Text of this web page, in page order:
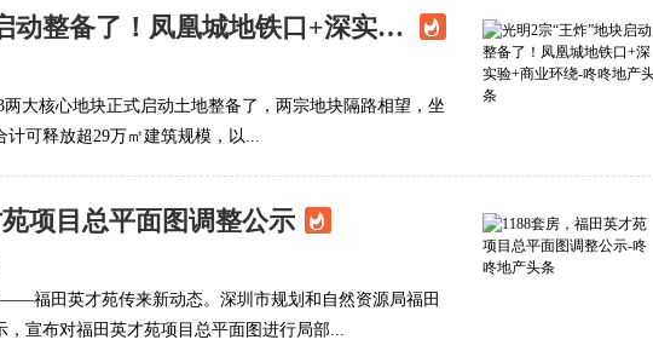
光明2宗“王炸”地块启动整备了！凤凰城地铁口+深实验+商业环绕
大核心地块正式启动土地整备了，两宗地块隔路相望，坐
可释放超29万㎡建筑规模，以...
项目总平面图调整公示
福田英才苑传来新动态。深圳市规划和自然资源局福田
宣布对福田英才苑项目总平面图进行局部...